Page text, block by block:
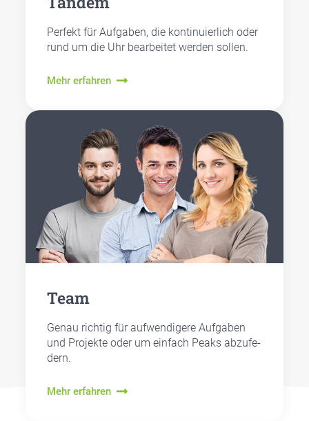
Per­fekt für Auf­ga­ben, die kon­ti­nu­ier­lich oder
rund um die Uhr bear­bei­tet wer­den sol­len.
Mehr erfahren
Team
Genau rich­tig für auf­wen­di­ge­re Auf­ga­ben
und Pro­jek­te oder um ein­fach Peaks abzu­fe­
dern.
Mehr erfahren